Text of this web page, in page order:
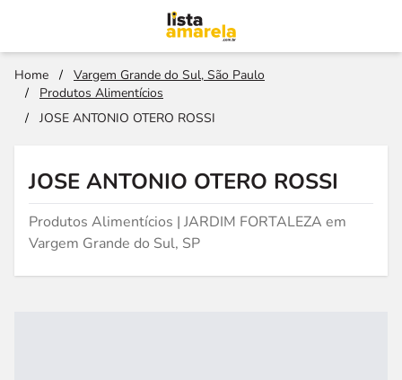
Home /
Vargem Grande do Sul, São Paulo
/
Produtos Alimentícios
/
JOSE ANTONIO OTERO ROSSI
JOSE ANTONIO OTERO ROSSI
Produtos Alimentícios | JARDIM FORTALEZA em
Vargem Grande do Sul, SP